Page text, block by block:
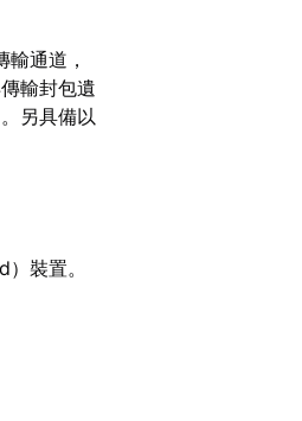
通道，
輸封包遺
另具備以
裝置。